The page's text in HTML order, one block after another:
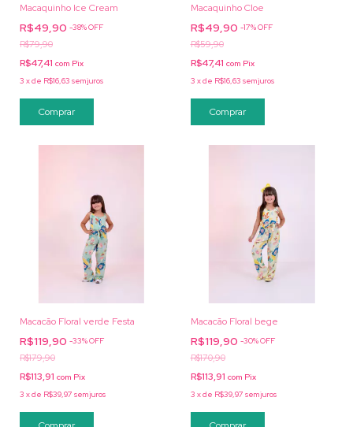
Macaquinho Ice Cream
R$49,90 -38%OFF
R$79,90
R$47,41 com Pix
3 xde R$16,63 sem juros
Comprar
Macaquinho Cloe
R$49,90 -17%OFF
R$59,90
R$47,41 com Pix
3 xde R$16,63 sem juros
Comprar
Macacão Floral verde Festa
R$119,90 -33%OFF
R$179,90
R$113,91 com Pix
3 xde R$39,97 sem juros
Macacão Floral bege
R$119,90 -30%OFF
R$170,90
R$113,91 com Pix
3 xde R$39,97 sem juros